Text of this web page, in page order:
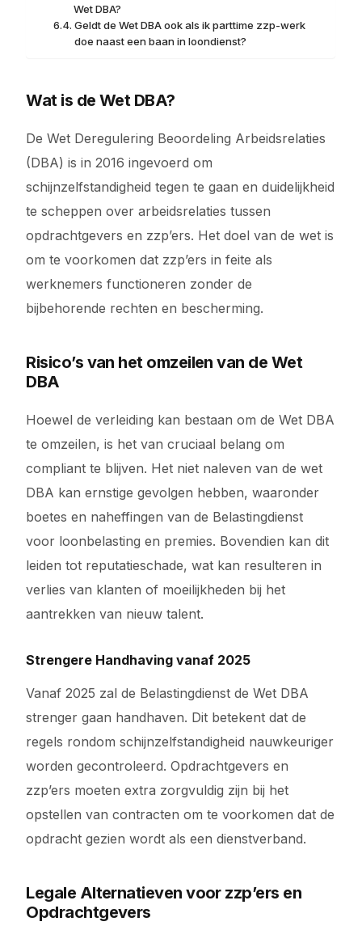
Wet DBA?
Geldt de Wet DBA ook als ik parttime zzp-werk
doe naast een baan in loondienst?
Wat is de Wet DBA?
De Wet Deregulering Beoordeling Arbeidsrelaties
(DBA) is in 2016 ingevoerd om
schijnzelfstandigheid tegen te gaan en duidelijkheid
te scheppen over arbeidsrelaties tussen
opdrachtgevers en zzp’ers. Het doel van de wet is
om te voorkomen dat zzp’ers in feite als
werknemers functioneren zonder de
bijbehorende rechten en bescherming.
Risico’s van het omzeilen van de Wet
DBA
Hoewel de verleiding kan bestaan om de Wet DBA
te omzeilen, is het van cruciaal belang om
compliant te blijven. Het niet naleven van de wet
DBA kan ernstige gevolgen hebben, waaronder
boetes en naheffingen van de Belastingdienst
voor loonbelasting en premies. Bovendien kan dit
leiden tot reputatieschade, wat kan resulteren in
verlies van klanten of moeilijkheden bij het
aantrekken van nieuw talent.
Strengere Handhaving vanaf 2025
Vanaf 2025 zal de Belastingdienst de Wet DBA
strenger gaan handhaven. Dit betekent dat de
regels rondom schijnzelfstandigheid nauwkeuriger
worden gecontroleerd. Opdrachtgevers en
zzp’ers moeten extra zorgvuldig zijn bij het
opstellen van contracten om te voorkomen dat de
opdracht gezien wordt als een dienstverband.
Legale Alternatieven voor zzp’ers en
Opdrachtgevers